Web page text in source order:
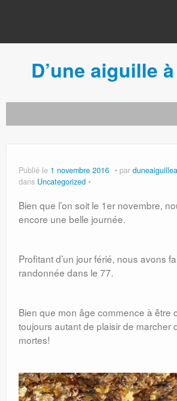
D’une aiguille
Publié le 1 novembre 2016 par
dans Uncategorized
Bien que l’on soit le 1er novembre,
encore une belle journée.
Profitant d’un jour férié, nous avons
randonnée dans le 77.
Bien que mon âge commence à être
toujours autant de plaisir de marcher
mortes!